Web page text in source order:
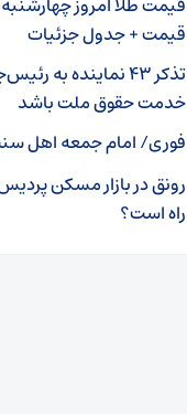
قیمت + جدول جزئیات
تذکر ۴۳ نماینده به
خدمت حقوق ملت باشد
فوری/ امام جمعه اهل
رونق در بازار مسکن
راه است؟